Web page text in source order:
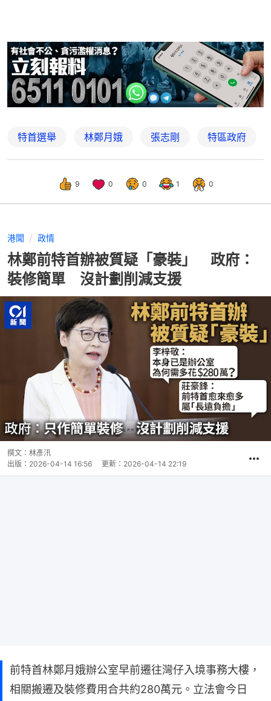
特首選舉 林鄭月娥 張志剛 特區政府
9 0 0 1 0
港聞 政情
林鄭前特首辦被質疑「豪裝」 政府：
裝修簡單 沒計劃削減支援
撰文： 林彥汛
出版： 2026-04-14 16:56 更新： 2026-04-14 22:19
前特首林鄭月娥辦公室早前遷往灣仔入境事務大樓，
相關搬遷及裝修費用合共約280萬元。立法會今日